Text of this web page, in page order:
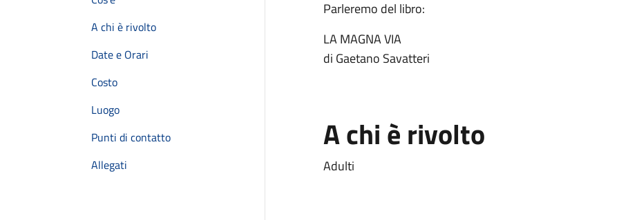
A chi è rivolto
Date e Orari
Costo
Luogo
Punti di contatto
Allegati
Parleremo del libro:
LA MAGNA VIA
di Gaetano Savatteri
A chi è rivolto
Adulti